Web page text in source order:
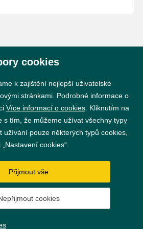
GDPR
cookies
cookies
k zajištění nejlepší uživatelské
stránkami. Podrobné informace o
Více informací o cookies . Kliknutím na
s tím, že můžeme užívat všechny typy
užívání pouze některých typů cookies,
cookies“.
Přijmout vše
cookies